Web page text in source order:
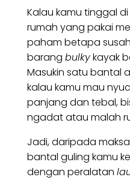
Kalau kamu tinggal
rumah yang pakai
paham betapa
barang bulkykayak
Masukin satu bantal
kalau kamu mau
panjang dan tebal,
ngadat atau malah
Jadi, daripada
bantal guling kamu
dengan peralatan